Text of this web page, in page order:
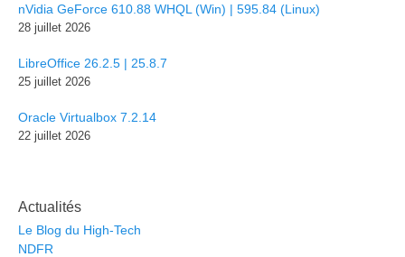
nVidia GeForce 610.88 WHQL (Win) | 595.84 (Linux)
28 juillet 2026
LibreOffice 26.2.5 | 25.8.7
25 juillet 2026
Oracle Virtualbox 7.2.14
22 juillet 2026
Actualités
Le Blog du High-Tech
NDFR